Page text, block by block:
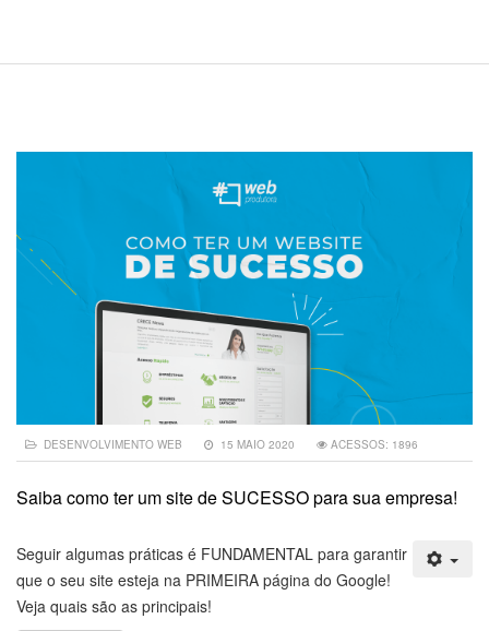
DESENVOLVIMENTO WEB 15 MAIO 2020 ACESSOS: 1896
Saiba como ter um site de SUCESSO para sua empresa!
Seguir algumas práticas é FUNDAMENTAL para garantir
que o seu site esteja na PRIMEIRA página do Google!
Veja quais são as principais!